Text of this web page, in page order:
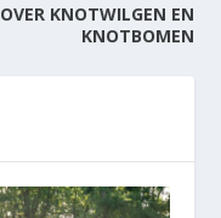
OVER KNOTWILGEN EN
KNOTBOMEN